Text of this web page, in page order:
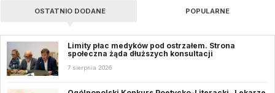
OSTATNIO DODANE POPULARNE
Limity płac medyków pod ostrzałem. Strona
społeczna żąda dłuższych konsultacji
7 sierpnia 2026